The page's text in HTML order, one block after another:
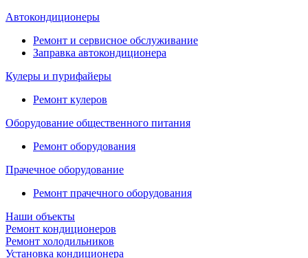
Автокондиционеры
Ремонт и сервисное обслуживание
Заправка автокондиционера
Кулеры и пурифайеры
Ремонт кулеров
Оборудование общественного питания
Ремонт оборудования
Прачечное оборудование
Ремонт прачечного оборудования
Наши объекты
Ремонт кондиционеров
Ремонт холодильников
Установка кондиционера